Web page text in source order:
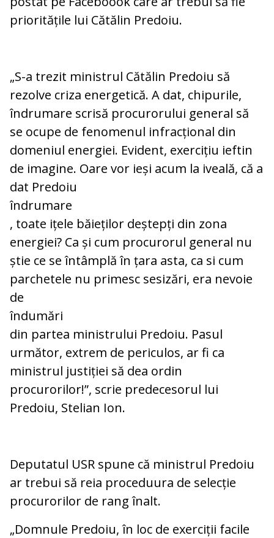
prioritățile lui Cătălin Predoiu.
„S-a trezit ministrul Cătălin Predoiu să
rezolve criza energetică. A dat, chipurile,
îndrumare scrisă procurorului general să
se ocupe de fenomenul infracțional din
domeniul energiei. Evident, exercițiu ieftin
de imagine. Oare vor ieși acum la iveală, că a
dat Predoiu
îndrumare
, toate ițele băieților deștepți din zona
energiei? Ca și cum procurorul general nu
știe ce se întâmplă în țara asta, ca si cum
parchetele nu primesc sesizări, era nevoie
de
îndumări
din partea ministrului Predoiu. Pasul
următor, extrem de periculos, ar fi ca
ministrul justiției să dea ordin
procurorilor!”, scrie predecesorul lui
Predoiu, Stelian Ion.
Deputatul USR spune că ministrul Predoiu
ar trebui să reia proceduura de selecție
procurorilor de rang înalt.
„Domnule Predoiu, în loc de exerciții facile